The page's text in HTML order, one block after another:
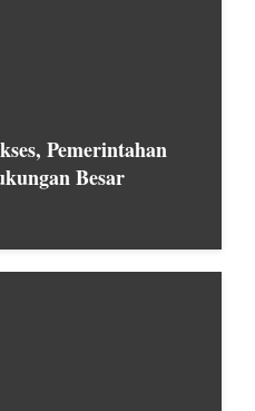
Pemerintahan
Besar